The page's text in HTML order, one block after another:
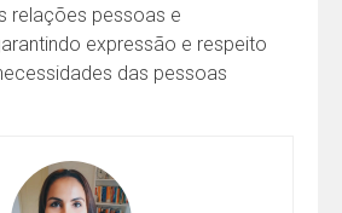
relações pessoas e
expressão e respeito
das pessoas